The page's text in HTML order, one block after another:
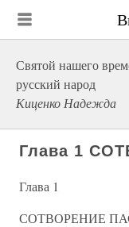
Святой нашего
русский народ
Киценко Надежда
Глава 1
Глава 1
СОТВОРЕНИЕ